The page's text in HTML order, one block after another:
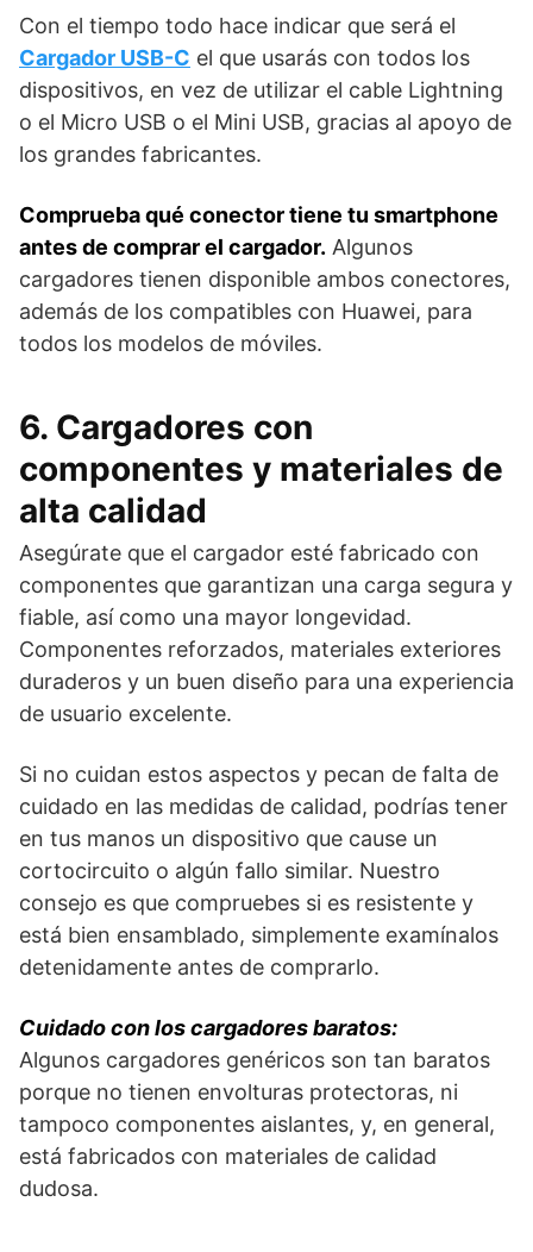
Con el tiempo todo hace indicar que será el
Cargador USB-C el que usarás con todos los
dispositivos, en vez de utilizar el cable Lightning
o el Micro USB o el Mini USB, gracias al apoyo de
los grandes fabricantes.
Comprueba qué conector tiene tu smartphone
antes de comprar el cargador. Algunos
cargadores tienen disponible ambos conectores,
además de los compatibles con Huawei, para
todos los modelos de móviles.
6. Cargadores con
componentes y materiales de
alta calidad
Asegúrate que el cargador esté fabricado con
componentes que garantizan una carga segura y
fiable, así como una mayor longevidad.
Componentes reforzados, materiales exteriores
duraderos y un buen diseño para una experiencia
de usuario excelente.
Si no cuidan estos aspectos y pecan de falta de
cuidado en las medidas de calidad, podrías tener
en tus manos un dispositivo que cause un
cortocircuito o algún fallo similar. Nuestro
consejo es que compruebes si es resistente y
está bien ensamblado, simplemente examínalos
detenidamente antes de comprarlo.
Cuidado con los cargadores baratos:
Algunos cargadores genéricos son tan baratos
porque no tienen envolturas protectoras, ni
tampoco componentes aislantes, y, en general,
está fabricados con materiales de calidad
dudosa.